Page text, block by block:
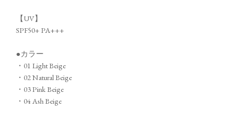
【UV】
SPF50+ PA+++
●カラー
・01 Light Beige
・02 Natural Beige
・03 Pink Beige
・04 Ash Beige